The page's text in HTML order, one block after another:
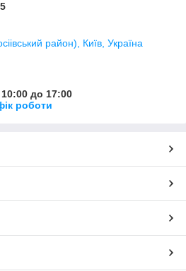
район), Київ, Україна
до 17:00
роботи